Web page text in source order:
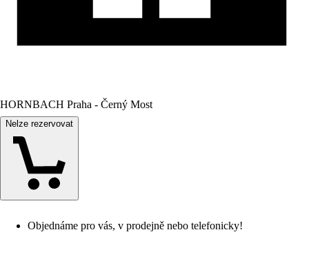
HORNBACH Praha - Černý Most
Nelze rezervovat
Objednáme pro vás, v prodejně nebo telefonicky!